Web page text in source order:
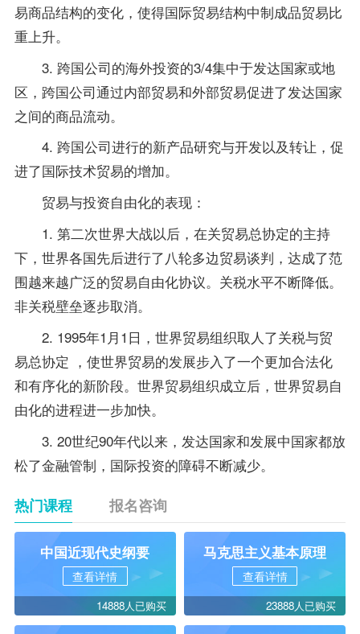
易商品结构的变化，使得国际贸易结构中制成品贸易比
重上升。
3. 跨国公司的海外投资的3/4集中于发达国家或地
区，跨国公司通过内部贸易和外部贸易促进了发达国家
之间的商品流动。
4. 跨国公司进行的新产品研究与开发以及转让，促
进了国际技术贸易的增加。
贸易与投资自由化的表现：
1. 第二次世界大战以后，在关贸易总协定的主持
下，世界各国先后进行了八轮多边贸易谈判，达成了范
围越来越广泛的贸易自由化协议。关税水平不断降低。
非关税壁垒逐步取消。
2. 1995年1月1日，世界贸易组织取人了关税与贸
易总协定 ，使世界贸易的发展步入了一个更加合法化
和有序化的新阶段。世界贸易组织成立后，世界贸易自
由化的进程进一步加快。
3. 20世纪90年代以来，发达国家和发展中国家都放
松了金融管制，国际投资的障碍不断减少。
热门课程 报名咨询
中国近现代史纲要
查看详情
14888人已购买
马克思主义基本原理
查看详情
23888人已购买